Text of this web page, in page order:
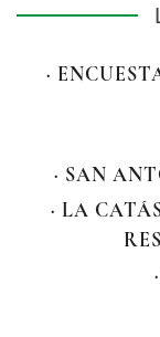
·
· SAN
· LA